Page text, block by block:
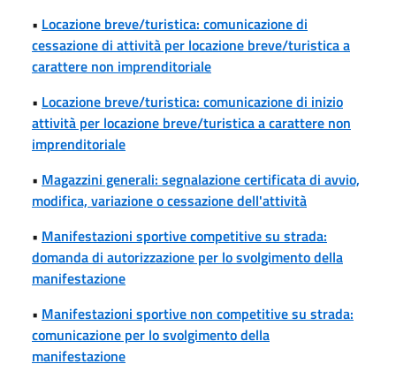
• Locazione breve/turistica: comunicazione di
cessazione di attività per locazione breve/turistica a
carattere non imprenditoriale
• Locazione breve/turistica: comunicazione di inizio
attività per locazione breve/turistica a carattere non
imprenditoriale
• Magazzini generali: segnalazione certificata di avvio,
modifica, variazione o cessazione dell'attività
• Manifestazioni sportive competitive su strada:
domanda di autorizzazione per lo svolgimento della
manifestazione
• Manifestazioni sportive non competitive su strada:
comunicazione per lo svolgimento della
manifestazione